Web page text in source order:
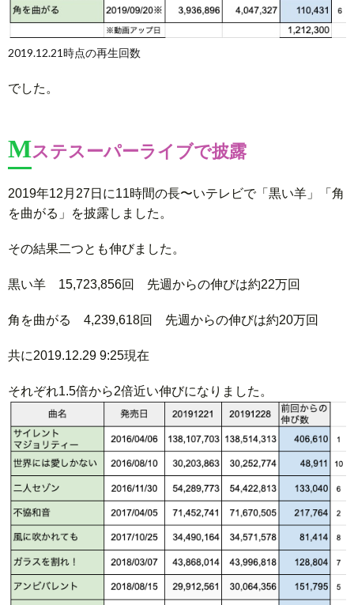
2019.12.21時点の再生回数
でした。
Mステスーパーライブで披露
2019年12月27日に11時間の長〜いテレビで「黒い羊」「角
を曲がる」を披露しました。
その結果二つとも伸びました。
黒い羊 15,723,856回 先週からの伸びは約22万回
角を曲がる 4,239,618回 先週からの伸びは約20万回
共に2019.12.29 9:25現在
それぞれ1.5倍から2倍近い伸びになりました。